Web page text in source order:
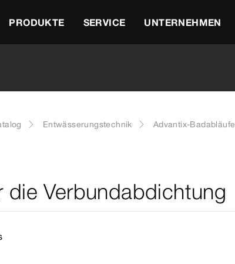
PRODUKTE SERVICE UNTERNEHMEN
Entwässerungstechnik Advantix-Badabläufe
die Verbundabdichtung